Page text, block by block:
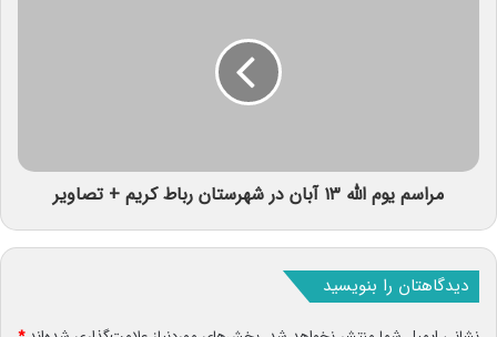
مراسم یوم الله ۱۳ آبان در شهرستان رباط کریم + تصاویر
دیدگاهتان را بنویسید